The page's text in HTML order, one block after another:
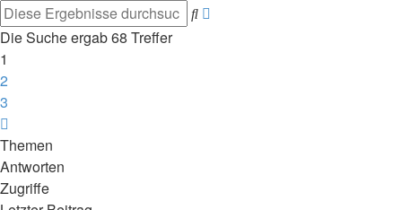
Suche
Die Suche ergab 68 Treffer
1
2
3
Themen
Antworten
Zugriffe